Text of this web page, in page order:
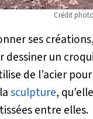
Crédit
ses
dessiner un
de l’acier
sculpture,
entre elles.